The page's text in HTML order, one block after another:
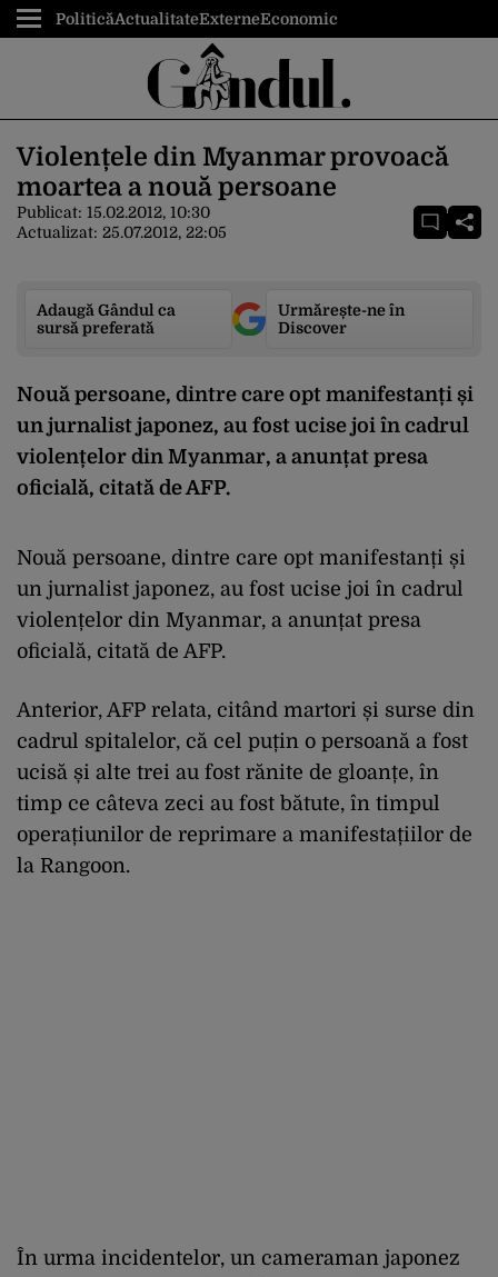
PoliticăActualitateExterneEconomic
Violențele din Myanmar provoacă
moartea a nouă persoane
Publicat: 15.02.2012, 10:30
Actualizat: 25.07.2012, 22:05
Adaugă Gândul ca
sursă preferată
Urmărește-ne în
Discover
Nouă persoane, dintre care opt manifestanți și
un jurnalist japonez, au fost ucise joi în cadrul
violențelor din Myanmar, a anunțat presa
oficială, citată de AFP.
Nouă persoane, dintre care opt manifestanți și
un jurnalist japonez, au fost ucise joi în cadrul
violențelor din Myanmar, a anunțat presa
oficială, citată de AFP.
Anterior, AFP relata, citând martori și surse din
cadrul spitalelor, că cel puțin o persoană a fost
ucisă și alte trei au fost rănite de gloanțe, în
timp ce câteva zeci au fost bătute, în timpul
operațiunilor de reprimare a manifestațiilor de
la Rangoon.
În urma incidentelor, un cameraman japonez